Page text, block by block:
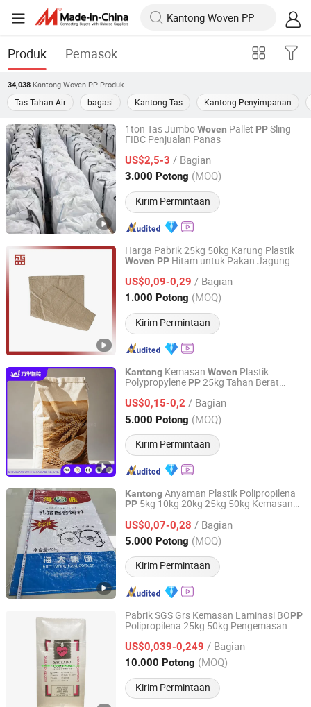
Produk Pemasok
34,038 Kantong Woven PP Produk
Tas Tahan Air bagasi Kantong Tas Kantong Penyimpanan
1ton Tas JumboWoven Pallet PPSling
FIBC Penjualan Panas
US$2,5-3 / Bagian
3.000 Potong (MOQ)
Kirim Permintaan
Feixian Qiansi Plastic Packaging Products Co., Ltd.
Shandong, China Harga mulai 2025
Harga Pabrik 25kg 50kg Karung Plastik
Woven PP Hitam untuk Pakan Jagung
US$0,09-0,29 / Bagian
1.000 Potong (MOQ)
Kirim Permintaan
Yantai Zhensheng Plastic Co., Ltd.
Shandong, China Harga mulai 2021
Kantong Kemasan Woven Plastik
Polypropylene PP25kg Tahan Berat
Konstruksi, dan Bahan Kimia
US$0,15-0,2 / Bagian
5.000 Potong (MOQ)
Kirim Permintaan
Shouguang Wanhua Package Co., Ltd.
Shandong, China Harga mulai 2025
KantongAnyaman Plastik Polipropilena
PP 5kg 10kg 20kg 25kg 50kg Kemasan
BOPPLaminasi Produsen Grosir
US$0,07-0,28 / Bagian
5.000 Potong (MOQ)
Kirim Permintaan
Shandong Wanrun Plastic Products Co., Ltd.
Shandong, China Harga mulai 2025
Pabrik SGS Grs Kemasan Laminasi BOPP
Polipropilena 25kg 50kg Pengemasan
Pupuk Benih Pakan Jagung Tas
PP Transparan
US$0,039-0,249 / Bagian
10.000 Potong (MOQ)
Kirim Permintaan
Qingdao SG Global Packaging Co., Ltd.
Shandong, China Harga mulai 2015